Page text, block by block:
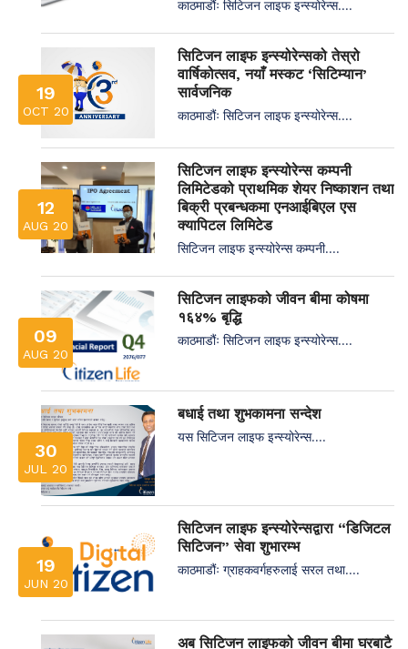
काठमाडौंः सिटिजन लाइफ इन्स्योरेन्स....
19
OCT 20
सिटिजन लाइफ इन्स्योरेन्सको तेस्रो
वार्षिकोत्सव, नयाँ मस्कट ‘सिटिम्यान’
सार्वजनिक
काठमाडौंः सिटिजन लाइफ इन्स्योरेन्स....
12
AUG 20
सिटिजन लाइफ इन्स्योरेन्स कम्पनी
लिमिटेडको प्राथमिक शेयर निष्काशन तथा
बिक्री प्रबन्धकमा एनआईबिएल एस
क्यापिटल लिमिटेड
सिटिजन लाइफ इन्स्योरेन्स कम्पनी....
09
AUG 20
सिटिजन लाइफको जीवन बीमा कोषमा
१६४% बृद्धि
काठमाडौंः सिटिजन लाइफ इन्स्योरेन्स....
30
JUL 20
बधाई तथा शुभकामना सन्देश
यस सिटिजन लाइफ इन्स्योरेन्स....
19
JUN 20
सिटिजन लाइफ इन्स्योरेन्सद्वारा “डिजिटल
सिटिजन” सेवा शुभारम्भ
काठमाडौंः ग्राहकवर्गहरुलाई सरल तथा....
अब सिटिजन लाइफको जीवन बीमा घरबाटै